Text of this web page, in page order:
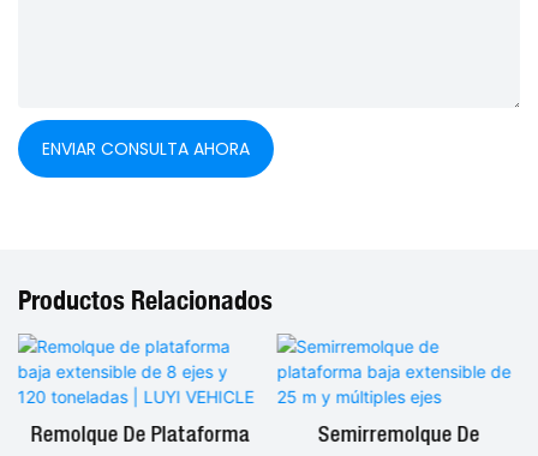
ENVIAR CONSULTA AHORA
Productos Relacionados
Remolque De Plataforma Semirremolque De